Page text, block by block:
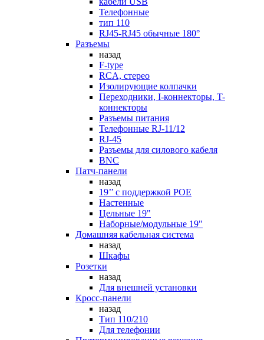
Телефонные
тип 110
RJ45-RJ45 обычные 180°
Разъемы
назад
F-type
RCA, стерео
Изолирующие колпачки
Переходники, I-коннекторы, T-
коннекторы
Разъемы питания
Телефонные RJ-11/12
RJ-45
Разъемы для силового кабеля
BNC
Патч-панели
назад
19’’ с поддержкой POE
Настенные
Цельные 19"
Наборные/модульные 19"
Домашняя кабельная система
назад
Шкафы
Розетки
назад
Для внешней установки
Кросс-панели
назад
Тип 110/210
Для телефонии